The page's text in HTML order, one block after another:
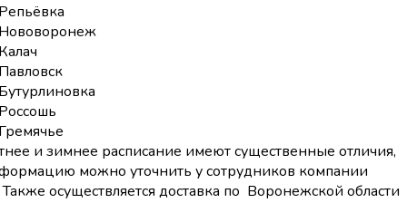
и зимнее расписание имеют существенные отличия,
можно уточнить у сотрудников компании
Также осуществляется доставка по Воронежской области